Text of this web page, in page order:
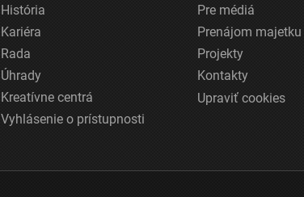
História
Kariéra
Rada
Úhrady
Kreatívne centrá
Vyhlásenie o prístupnosti
Pre médiá
Prenájom majetku
Projekty
Kontakty
Upraviť cookies